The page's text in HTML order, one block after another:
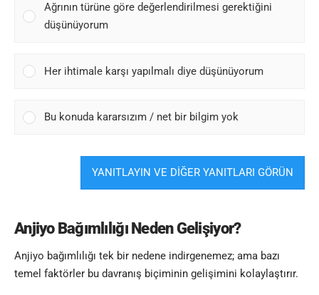
Ağrının türüne göre değerlendirilmesi gerektiğini
düşünüyorum
Her ihtimale karşı yapılmalı diye düşünüyorum
Bu konuda kararsızım / net bir bilgim yok
YANITLAYIN VE DİĞER YANITLARI GÖRÜN
Anjiyo Bağımlılığı Neden Gelişiyor?
Anjiyo bağımlılığı tek bir nedene indirgenemez; ama bazı
temel faktörler bu davranış biçiminin gelişimini kolaylaştırır.